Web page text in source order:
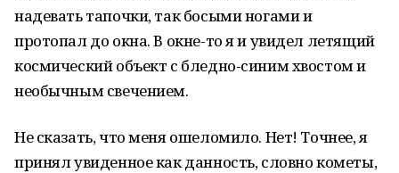
надевать тапочки, так босыми ногами и
протопал до окна. В окне-то я и увидел летящий
космический объект с бледно-синим хвостом и
необычным свечением.
Не сказать, что меня ошеломило. Нет! Точнее, я
принял увиденное как данность, словно кометы,